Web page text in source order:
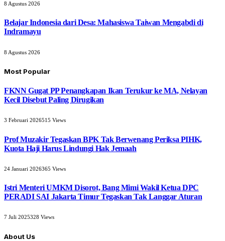
8 Agustus 2026
Belajar Indonesia dari Desa: Mahasiswa Taiwan Mengabdi di
Indramayu
8 Agustus 2026
Most Popular
FKNN Gugat PP Penangkapan Ikan Terukur ke MA, Nelayan
Kecil Disebut Paling Dirugikan
3 Februari 2026515 Views
Prof Muzakir Tegaskan BPK Tak Berwenang Periksa PIHK,
Kuota Haji Harus Lindungi Hak Jemaah
24 Januari 2026365 Views
Istri Menteri UMKM Disorot, Bang Mimi Wakil Ketua DPC
PERADI SAI Jakarta Timur Tegaskan Tak Langgar Aturan
7 Juli 2025328 Views
About Us